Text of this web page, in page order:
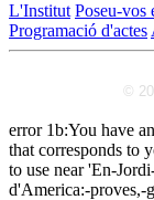
L'Institut Poseu-vos
Programació d'actes
©
error 1b:You have
that corresponds to
to use near 'En-
d'America:-proves,-